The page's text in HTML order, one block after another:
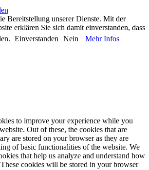
Bereitstellung unserer Dienste. Mit der
erklären Sie sich damit einverstanden, dass
Einverstanden Nein Mehr Infos
to improve your experience while you
Out of these, the cookies that are
are stored on your browser as they are
of basic functionalities of the website. We
that help us analyze and understand how
cookies will be stored in your browser